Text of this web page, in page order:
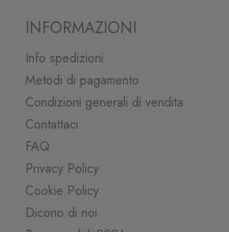
INFORMAZIONI
Info spedizioni
Metodi di pagamento
Condizioni generali di vendita
Contattaci
FAQ
Privacy Policy
Cookie Policy
Dicono di noi